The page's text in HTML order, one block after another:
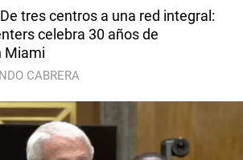
De tres centros a una red integral:
celebra 30 años de
Miami
CABRERA